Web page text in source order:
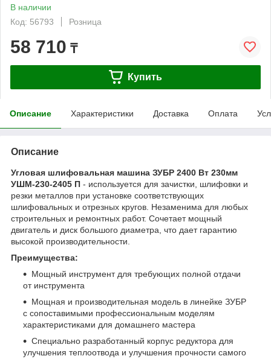
В наличии
Код: 56793
Розница
58 710 ₸
Купить
Описание Характеристики Доставка Оплата
Описание
Угловая шлифовальная машина ЗУБР 2400 Вт 230мм
УШМ-230-2405 П - используется для зачистки, шлифовки и
резки металлов при установке соответствующих
шлифовальных и отрезных кругов. Незаменима для любых
строительных и ремонтных работ. Сочетает мощный
двигатель и диск большого диаметра, что дает гарантию
высокой производительности.
Преимущества:
Мощный инструмент для требующих полной отдачи
от инструмента
Мощная и производительная модель в линейке ЗУБР
с сопоставимыми профессиональным моделям
характеристиками для домашнего мастера
Специально разработанный корпус редуктора для
улучшения теплоотвода и улучшения прочности самого